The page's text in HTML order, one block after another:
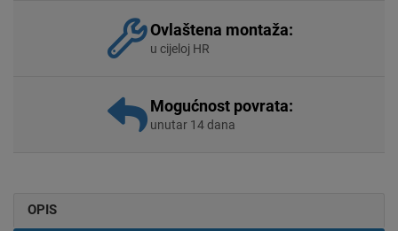
Ovlaštena montaža:
u cijeloj HR
Mogućnost povrata:
unutar 14 dana
OPIS